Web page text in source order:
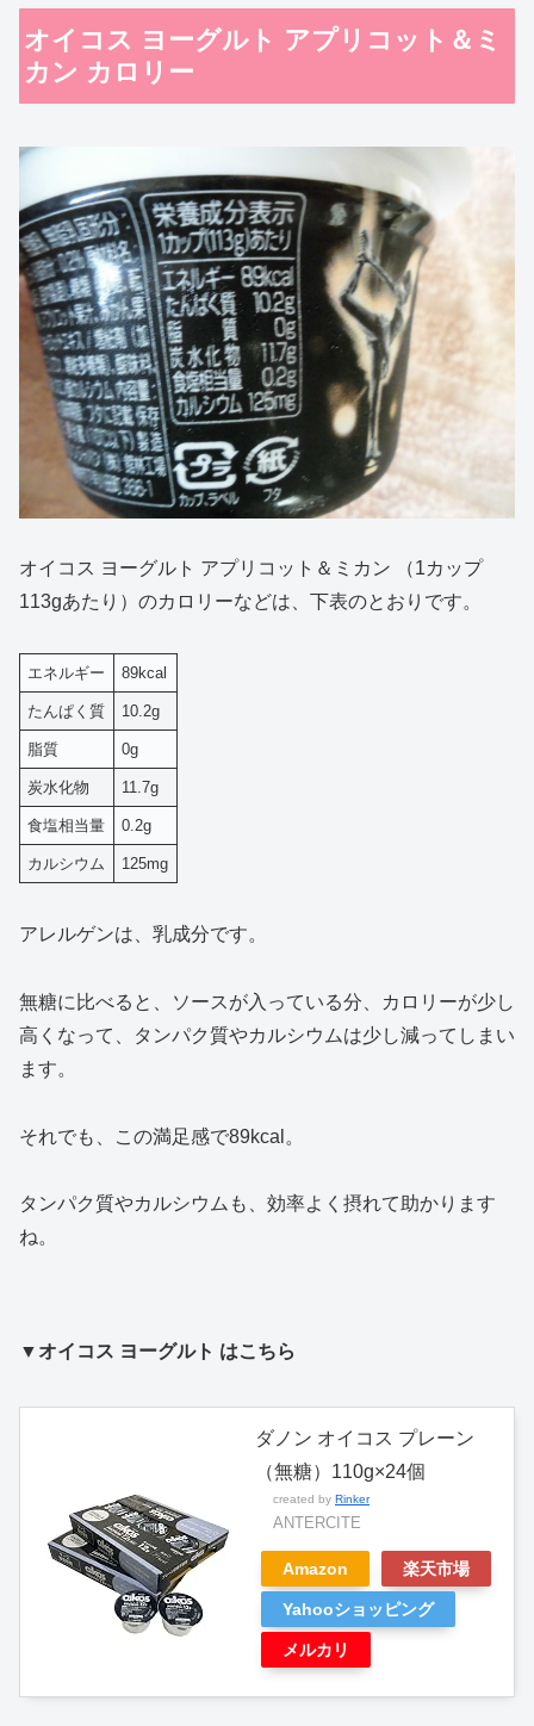
オイコス ヨーグルト アプリコット＆ミ
カン カロリー
オイコス ヨーグルト アプリコット＆ミカン （1カップ
113gあたり）のカロリーなどは、下表のとおりです。
エネルギー 89kcal
たんぱく質 10.2g
脂質 0g
炭水化物 11.7g
食塩相当量 0.2g
カルシウム 125mg
アレルゲンは、乳成分です。
無糖に比べると、ソースが入っている分、カロリーが少し
高くなって、タンパク質やカルシウムは少し減ってしまい
ます。
それでも、この満足感で89kcal。
タンパク質やカルシウムも、効率よく摂れて助かります
ね。
▼オイコス ヨーグルト はこちら
ダノン オイコス プレーン
（無糖）110g×24個
created by Rinker
ANTERCITE
Amazon 楽天市場
Yahooショッピング
メルカリ